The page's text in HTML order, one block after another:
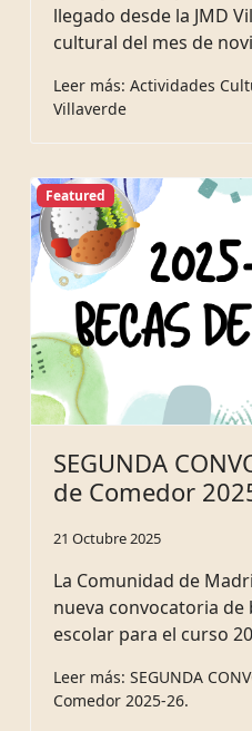
llegado desde la JMD
cultural del mes de
Leer más: Actividades
Villaverde
Featured
SEGUNDA
de Comedor
21 Octubre 2025
La Comunidad de
nueva convocatoria de
escolar para el curso
Leer más: SEGUNDA
Comedor 2025-26.